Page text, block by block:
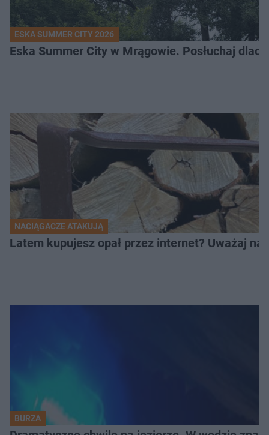
ESKA SUMMER CITY 2026
Eska Summer City w Mrągowie. Posłuchaj
NACIĄGACZE ATAKUJĄ
Latem kupujesz opał przez internet? Uważaj na
BURZA